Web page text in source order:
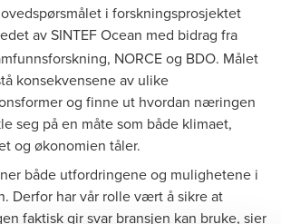
i forskningsprosjektet
av SINTEF Ocean med bidrag fra
NORCE og BDO. Målet
konsekvensene av ulike
og finne ut hvordan næringen
seg på en måte som både klimaet,
og økonomien tåler.
både utfordringene og mulighetene i
Derfor har vår rolle vært å sikre at
faktisk gir svar bransjen kan bruke, sier